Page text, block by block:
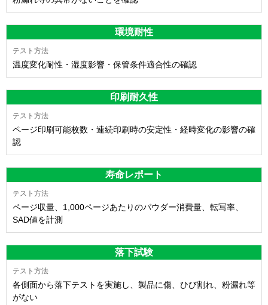
環境耐性
温度変化耐性・湿度影響・保管条件適合性の確認
印刷耐久性
ページ印刷可能枚数・連続印刷時の安定性・経時変化の影響の確
認
寿命レポート
ページ収量、1,000ページあたりのパウダー消費量、転写率、
SAD値を計測
落下試験
各側面から落下テストを実施し、製品に傷、ひび割れ、粉漏れ等
がない